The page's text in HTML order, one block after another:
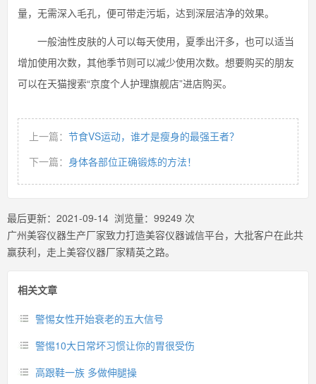
量，无需深入毛孔，便可带走污垢，达到深层洁净的效果。
一般油性皮肤的人可以每天使用，夏季出汗多，也可以适当
增加使用次数，其他季节则可以减少使用次数。想要购买的朋友
可以在天猫搜索“京度个人护理旗舰店”进店购买。
上一篇： 节食VS运动，谁才是瘦身的最强王者？
下一篇： 身体各部位正确锻炼的方法！
最后更新： 2021-09-14 浏览量： 99249 次
广州美容仪器生产厂家致力打造美容仪器诚信平台，大批客户在此共
赢获利，走上美容仪器厂家精英之路。
相关文章
警惕女性开始衰老的五大信号
警惕10大日常坏习惯让你的胃很受伤
高跟鞋一族 多做伸腿操